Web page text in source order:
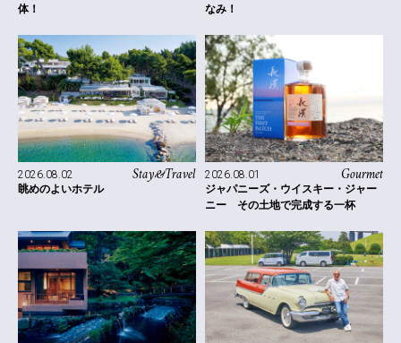
体！
なみ！
Stay&Travel
2026.08.02
眺めのよいホテル
Gourmet
2026.08.01
ジャパニーズ・ウイスキー・ジャー
ニー その土地で完成する一杯